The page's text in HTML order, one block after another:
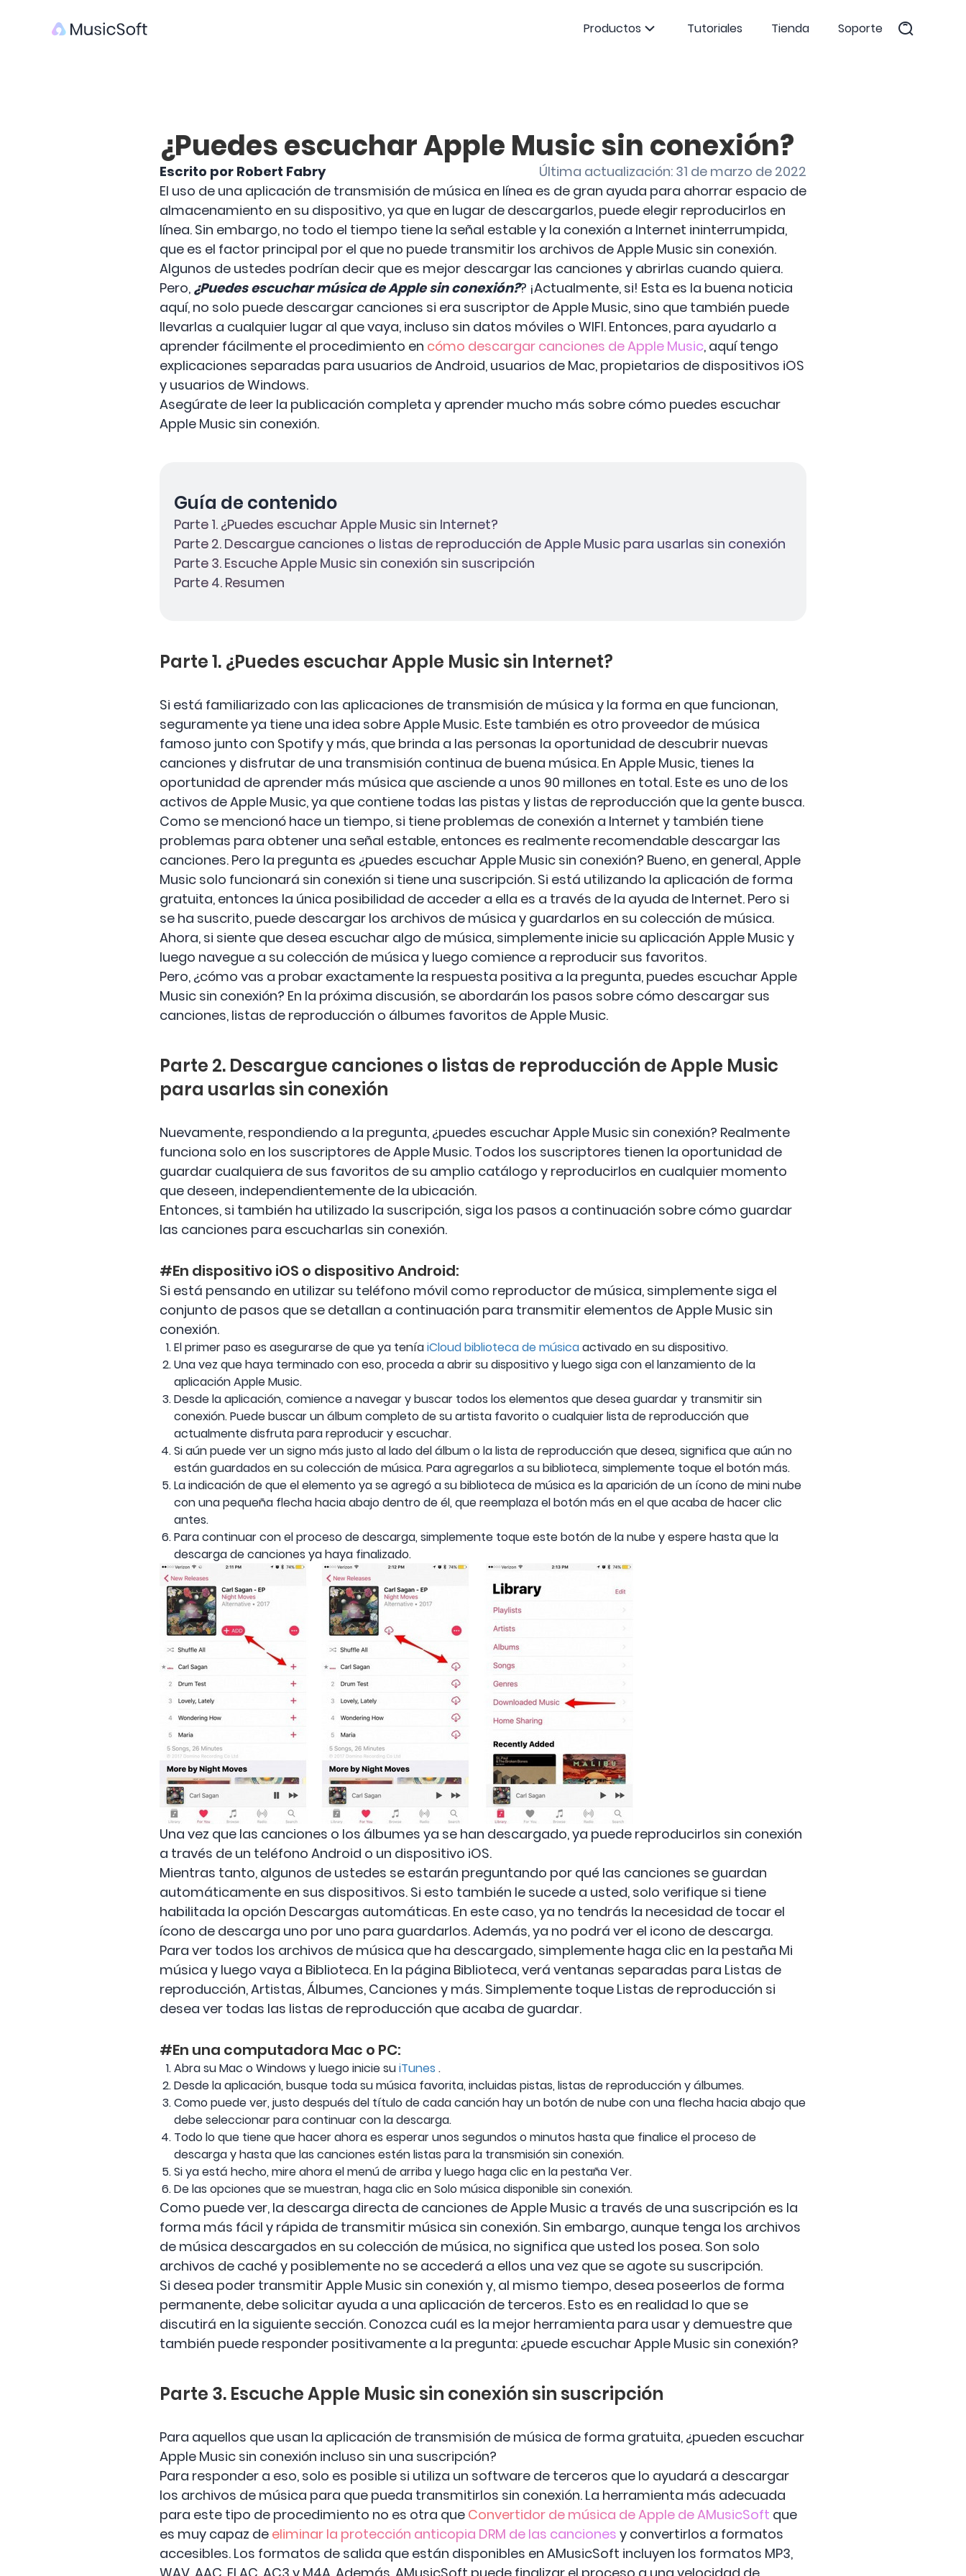
Productos Tutoriales Tienda Soporte
¿Puedes escuchar Apple Music sin conexión?
Escrito por Robert Fabry
Última actualización: 31 de marzo de 2022
El uso de una aplicación de transmisión de música en línea es de gran ayuda para ahorrar espacio de
almacenamiento en su dispositivo, ya que en lugar de descargarlos, puede elegir reproducirlos en
línea. Sin embargo, no todo el tiempo tiene la señal estable y la conexión a Internet ininterrumpida,
que es el factor principal por el que no puede transmitir los archivos de Apple Music sin conexión.
Algunos de ustedes podrían decir que es mejor descargar las canciones y abrirlas cuando quiera.
Pero, ¿Puedes escuchar música de Apple sin conexión?? ¡Actualmente, si! Esta es la buena noticia
aquí, no solo puede descargar canciones si era suscriptor de Apple Music, sino que también puede
llevarlas a cualquier lugar al que vaya, incluso sin datos móviles o WIFI. Entonces, para ayudarlo a
aprender fácilmente el procedimiento en cómo descargar canciones de Apple Music, aquí tengo
explicaciones separadas para usuarios de Android, usuarios de Mac, propietarios de dispositivos iOS
y usuarios de Windows.
Asegúrate de leer la publicación completa y aprender mucho más sobre cómo puedes escuchar
Apple Music sin conexión.
Guía de contenido
Parte 1. ¿Puedes escuchar Apple Music sin Internet?
Parte 2. Descargue canciones o listas de reproducción de Apple Music para usarlas sin conexión
Parte 3. Escuche Apple Music sin conexión sin suscripción
Parte 4. Resumen
Parte 1. ¿Puedes escuchar Apple Music sin Internet?
Si está familiarizado con las aplicaciones de transmisión de música y la forma en que funcionan,
seguramente ya tiene una idea sobre Apple Music. Este también es otro proveedor de música
famoso junto con Spotify y más, que brinda a las personas la oportunidad de descubrir nuevas
canciones y disfrutar de una transmisión continua de buena música. En Apple Music, tienes la
oportunidad de aprender más música que asciende a unos 90 millones en total. Este es uno de los
activos de Apple Music, ya que contiene todas las pistas y listas de reproducción que la gente busca.
Como se mencionó hace un tiempo, si tiene problemas de conexión a Internet y también tiene
problemas para obtener una señal estable, entonces es realmente recomendable descargar las
canciones. Pero la pregunta es ¿puedes escuchar Apple Music sin conexión? Bueno, en general, Apple
Music solo funcionará sin conexión si tiene una suscripción. Si está utilizando la aplicación de forma
gratuita, entonces la única posibilidad de acceder a ella es a través de la ayuda de Internet. Pero si
se ha suscrito, puede descargar los archivos de música y guardarlos en su colección de música.
Ahora, si siente que desea escuchar algo de música, simplemente inicie su aplicación Apple Music y
luego navegue a su colección de música y luego comience a reproducir sus favoritos.
Pero, ¿cómo vas a probar exactamente la respuesta positiva a la pregunta, puedes escuchar Apple
Music sin conexión? En la próxima discusión, se abordarán los pasos sobre cómo descargar sus
canciones, listas de reproducción o álbumes favoritos de Apple Music.
Parte 2. Descargue canciones o listas de reproducción de Apple Music
para usarlas sin conexión
Nuevamente, respondiendo a la pregunta, ¿puedes escuchar Apple Music sin conexión? Realmente
funciona solo en los suscriptores de Apple Music. Todos los suscriptores tienen la oportunidad de
guardar cualquiera de sus favoritos de su amplio catálogo y reproducirlos en cualquier momento
que deseen, independientemente de la ubicación.
Entonces, si también ha utilizado la suscripción, siga los pasos a continuación sobre cómo guardar
las canciones para escucharlas sin conexión.
#En dispositivo iOS o dispositivo Android:
Si está pensando en utilizar su teléfono móvil como reproductor de música, simplemente siga el
conjunto de pasos que se detallan a continuación para transmitir elementos de Apple Music sin
conexión.
El primer paso es asegurarse de que ya teníaiCloud biblioteca de músicaactivado en su dispositivo.
Una vez que haya terminado con eso, proceda a abrir su dispositivo y luego siga con el lanzamiento de la
aplicación Apple Music.
Desde la aplicación, comience a navegar y buscar todos los elementos que desea guardar y transmitir sin
conexión. Puede buscar un álbum completo de su artista favorito o cualquier lista de reproducción que
actualmente disfruta para reproducir y escuchar.
Si aún puede ver un signo más justo al lado del álbum o la lista de reproducción que desea, significa que aún no
están guardados en su colección de música. Para agregarlos a su biblioteca, simplemente toque el botón más.
La indicación de que el elemento ya se agregó a su biblioteca de música es la aparición de un ícono de mini nube
con una pequeña flecha hacia abajo dentro de él, que reemplaza el botón más en el que acaba de hacer clic
antes.
Para continuar con el proceso de descarga, simplemente toque este botón de la nube y espere hasta que la
descarga de canciones ya haya finalizado.
Una vez que las canciones o los álbumes ya se han descargado, ya puede reproducirlos sin conexión
a través de un teléfono Android o un dispositivo iOS.
Mientras tanto, algunos de ustedes se estarán preguntando por qué las canciones se guardan
automáticamente en sus dispositivos. Si esto también le sucede a usted, solo verifique si tiene
habilitada la opción Descargas automáticas. En este caso, ya no tendrás la necesidad de tocar el
ícono de descarga uno por uno para guardarlos. Además, ya no podrá ver el icono de descarga.
Para ver todos los archivos de música que ha descargado, simplemente haga clic en la pestaña Mi
música y luego vaya a Biblioteca. En la página Biblioteca, verá ventanas separadas para Listas de
reproducción, Artistas, Álbumes, Canciones y más. Simplemente toque Listas de reproducción si
desea ver todas las listas de reproducción que acaba de guardar.
#En una computadora Mac o PC:
Abra su Mac o Windows y luego inicie suiTunes .
Desde la aplicación, busque toda su música favorita, incluidas pistas, listas de reproducción y álbumes.
Como puede ver, justo después del título de cada canción hay un botón de nube con una flecha hacia abajo que
debe seleccionar para continuar con la descarga.
Todo lo que tiene que hacer ahora es esperar unos segundos o minutos hasta que finalice el proceso de
descarga y hasta que las canciones estén listas para la transmisión sin conexión.
Si ya está hecho, mire ahora el menú de arriba y luego haga clic en la pestaña Ver.
De las opciones que se muestran, haga clic en Solo música disponible sin conexión.
Como puede ver, la descarga directa de canciones de Apple Music a través de una suscripción es la
forma más fácil y rápida de transmitir música sin conexión. Sin embargo, aunque tenga los archivos
de música descargados en su colección de música, no significa que usted los posea. Son solo
archivos de caché y posiblemente no se accederá a ellos una vez que se agote su suscripción.
Si desea poder transmitir Apple Music sin conexión y, al mismo tiempo, desea poseerlos de forma
permanente, debe solicitar ayuda a una aplicación de terceros. Esto es en realidad lo que se
discutirá en la siguiente sección. Conozca cuál es la mejor herramienta para usar y demuestre que
también puede responder positivamente a la pregunta: ¿puede escuchar Apple Music sin conexión?
Parte 3. Escuche Apple Music sin conexión sin suscripción
Para aquellos que usan la aplicación de transmisión de música de forma gratuita, ¿pueden escuchar
Apple Music sin conexión incluso sin una suscripción?
Para responder a eso, solo es posible si utiliza un software de terceros que lo ayudará a descargar
los archivos de música para que pueda transmitirlos sin conexión. La herramienta más adecuada
para este tipo de procedimiento no es otra que Convertidor de música de Apple de AMusicSoft que
es muy capaz de eliminar la protección anticopia DRM de las canciones y convertirlos a formatos
accesibles. Los formatos de salida que están disponibles en AMusicSoft incluyen los formatos MP3,